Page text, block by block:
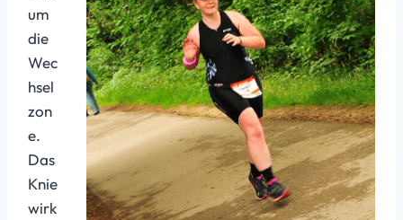
um
die
Wec
hsel
zon
e.
Das
Knie
wirk